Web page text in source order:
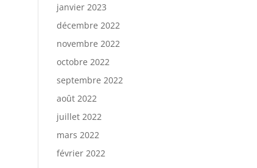
janvier 2023
décembre 2022
novembre 2022
octobre 2022
septembre 2022
août 2022
juillet 2022
mars 2022
février 2022